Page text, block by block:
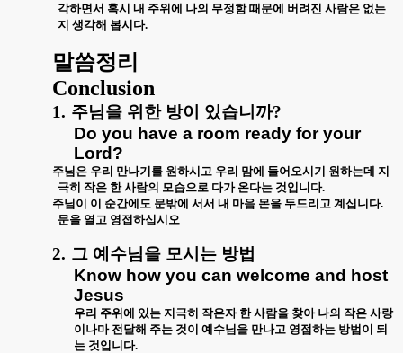
각하면서 혹시 내 주위에 나의 무정함 때문에 버려진 사람은 없는
지 생각해 봅시다.
말씀정리
Conclusion
1. 주님을 위한 방이 있습니까?
Do you have a room ready for your
Lord?
주님은 우리 만나기를 원하시고 우리 맘에 들어오시기 원하는데 지
극히 작은 한 사람의 모습으로 다가 온다는 것입니다.
주님이 이 순간에도 문밖에 서서 내 마음 몬을 두드리고 계십니다.
문을 열고 영접하십시오
2. 그 예수님을 모시는 방법
Know how you can welcome and host
Jesus
우리 주위에 있는 지극히 작은자 한 사람을 찾아 나의 작은 사랑
이나마 전달해 주는 것이 예수님을 만나고 영접하는 방법이 되
는 것입니다.